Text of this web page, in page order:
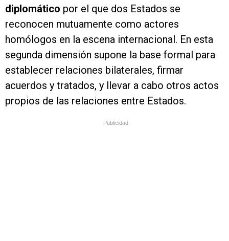
diplomático por el que dos Estados se
reconocen mutuamente como actores
homólogos en la escena internacional. En esta
segunda dimensión supone la base formal para
establecer relaciones bilaterales, firmar
acuerdos y tratados, y llevar a cabo otros actos
propios de las relaciones entre Estados.
Publicidad